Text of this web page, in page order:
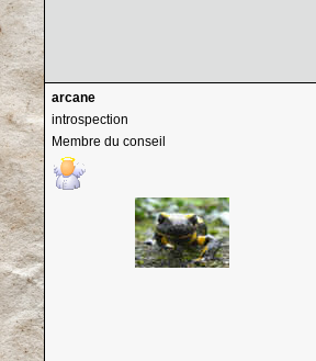
arcane
introspection
Membre du conseil